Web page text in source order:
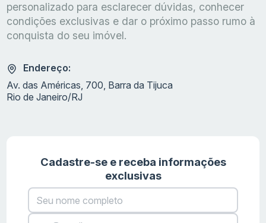
personalizado para esclarecer dúvidas, conhecer
condições exclusivas e dar o próximo passo rumo à
conquista do seu imóvel.
Endereço:
Av. das Américas, 700, Barra da Tijuca
Rio de Janeiro/RJ
Cadastre-se e receba informações
exclusivas